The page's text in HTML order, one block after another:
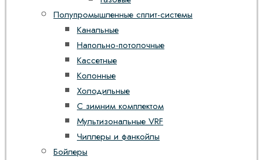
Полупромышленные сплит-системы
Канальные
Напольно-потолочные
Кассетные
Колонные
Холодильные
С зимним комплектом
Мультизональные VRF
Чиллеры и фанкойлы
Бойлеры